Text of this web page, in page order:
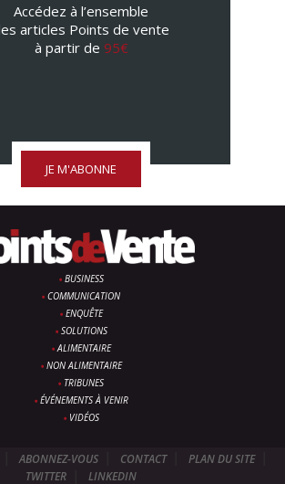
Accédez à l’ensemble
articles Points de vente
à partir de 95€
JE M'ABONNE
BUSINESS
COMMUNICATION
ENQUÊTE
SOLUTIONS
ALIMENTAIRE
NON ALIMENTAIRE
TRIBUNES
ÉVÉNEMENTS À VENIR
VIDÉOS
ABONNEZ-VOUS CONTACT
PLAN DU SITE
TWITTER
LINKEDIN